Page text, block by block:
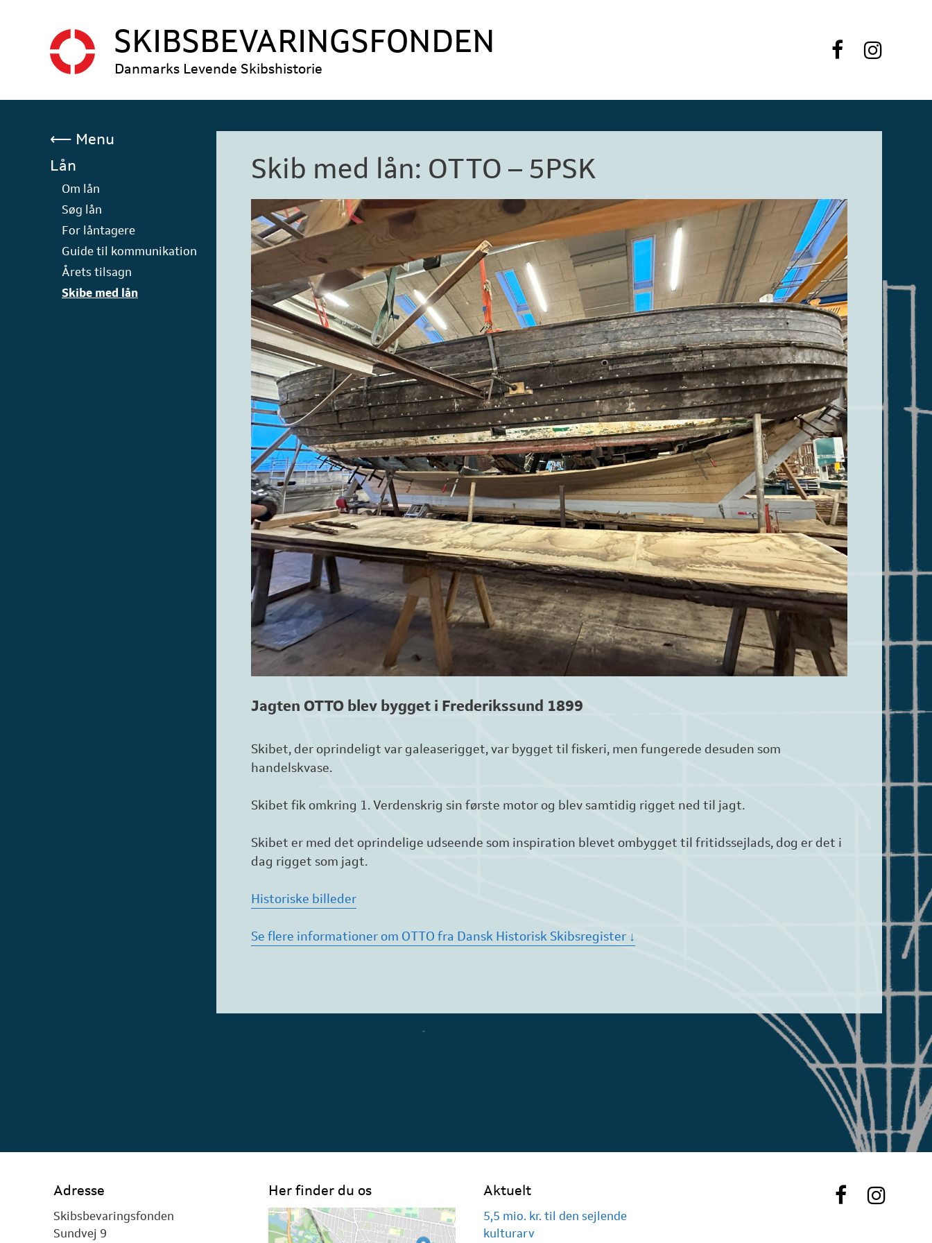
SKIBSBEVARINGSFONDEN
Danmarks Levende Skibshistorie
Skib med lån: OTTO – 5PSK
Jagten OTTO blev bygget i Frederikssund 1899
Skibet, der oprindeligt var galeaserigget, var bygget til fiskeri, men fungerede desuden som
handelskvase.
Skibet fik omkring 1. Verdenskrig sin første motor og blev samtidig rigget ned til jagt.
Skibet er med det oprindelige udseende som inspiration blevet ombygget til fritidssejlads, dog er det i
dag rigget som jagt.
Historiske billeder
Se flere informationer om OTTO fra Dansk Historisk Skibsregister ↓
⟵ Menu
Lån
Om lån
Søg lån
For låntagere
Guide til kommunikation
Årets tilsagn
Skibe med lån
Adresse
Skibsbevaringsfonden
Sundvej 9
Her finder du os Aktuelt
5,5 mio. kr. til den sejlende
kulturarv